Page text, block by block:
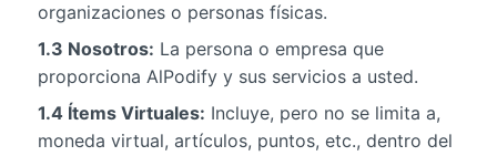
organizaciones o personas físicas.
1.3 Nosotros: La persona o empresa que
proporciona AlPodify y sus servicios a usted.
1.4 Ítems Virtuales: Incluye, pero no se limita a,
moneda virtual, artículos, puntos, etc., dentro del